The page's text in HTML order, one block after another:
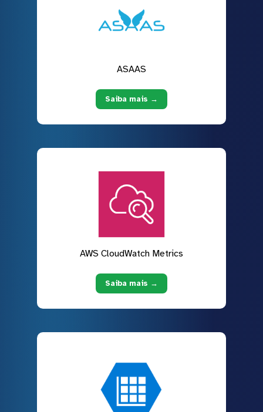
ASAAS
Saiba mais →
AWS CloudWatch Metrics
Saiba mais →